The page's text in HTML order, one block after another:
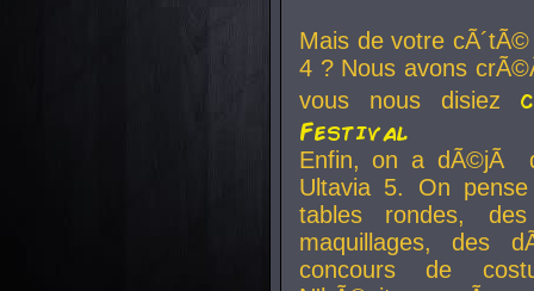
Mais de votre
4 ? Nous avons
vous nous disiez
Festival
Enfin, on a dÃ©jÃ
Ultavia 5. On
tables rondes,
maquillages, des
concours de